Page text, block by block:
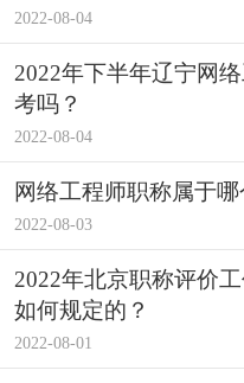
2022-08-04
2022年下半年辽宁网
考吗？
2022-08-04
网络工程师职称属于哪
2022-08-03
2022年北京职称评价
如何规定的？
2022-08-01